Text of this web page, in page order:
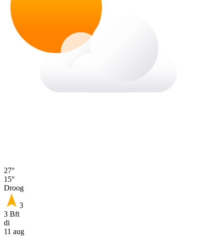
27°
15°
Droog
3
3 Bft
di
11 aug